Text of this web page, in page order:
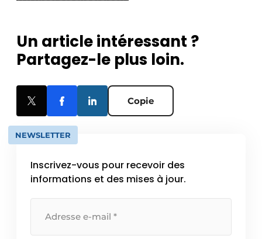
Un article intéressant ?
Partagez-le plus loin.
Copie
NEWSLETTER
Inscrivez-vous pour recevoir des
informations et des mises à jour.